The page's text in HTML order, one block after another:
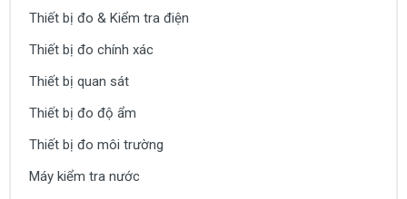
Thiết bị đo & Kiểm tra điện
Thiết bị đo chính xác
Thiết bị quan sát
Thiết bị đo độ ẩm
Thiết bị đo môi trường
Máy kiểm tra nước